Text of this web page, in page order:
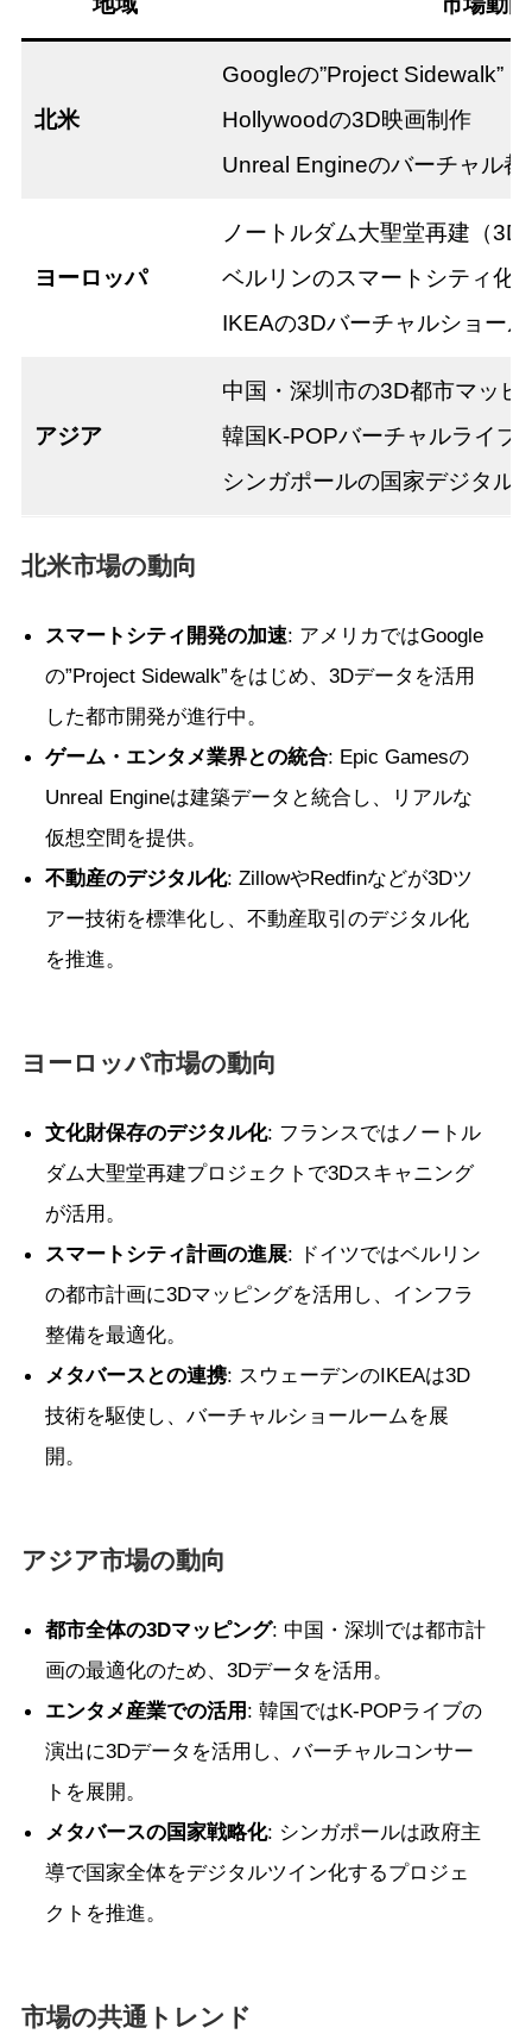
北米
Googleの”Project Sidewalk”
Hollywoodの3D映画制作
Unreal Engineのバーチャル都
ヨーロッパ
ノートルダム大聖堂再建（3D
ベルリンのスマートシティ化
IKEAの3Dバーチャルショー
アジア
中国・深圳市の3D都市マッピ
韓国K-POPバーチャルライブ
シンガポールの国家デジタル
北米市場の動向
スマートシティ開発の加速: アメリカではGoogle
の”Project Sidewalk”をはじめ、3Dデータを活用
した都市開発が進行中。
ゲーム・エンタメ業界との統合: Epic Gamesの
Unreal Engineは建築データと統合し、リアルな
仮想空間を提供。
不動産のデジタル化: ZillowやRedfinなどが3Dツ
アー技術を標準化し、不動産取引のデジタル化
を推進。
ヨーロッパ市場の動向
文化財保存のデジタル化: フランスではノートル
ダム大聖堂再建プロジェクトで3Dスキャニング
が活用。
スマートシティ計画の進展: ドイツではベルリン
の都市計画に3Dマッピングを活用し、インフラ
整備を最適化。
メタバースとの連携: スウェーデンのIKEAは3D
技術を駆使し、バーチャルショールームを展
開。
アジア市場の動向
都市全体の3Dマッピング: 中国・深圳では都市計
画の最適化のため、3Dデータを活用。
エンタメ産業での活用 : 韓国ではK-POPライブの
演出に3Dデータを活用し、バーチャルコンサー
トを展開。
メタバースの国家戦略化: シンガポールは政府主
導で国家全体をデジタルツイン化するプロジェ
クトを推進。
市場の共通トレンド